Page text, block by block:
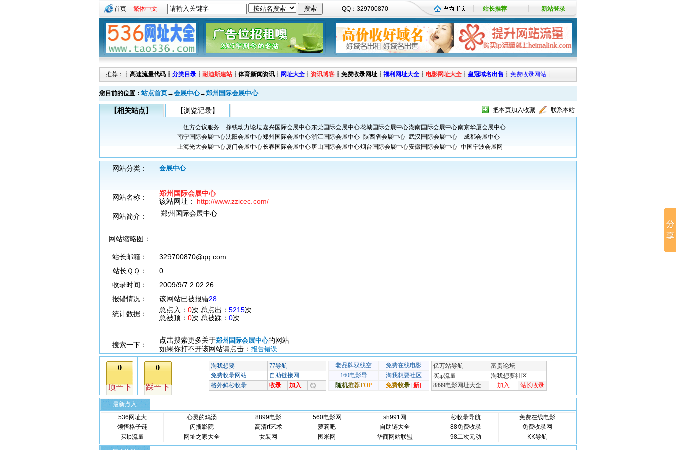
首页 繁体中文 QQ：329700870 站长推荐 新站登录
推荐：┊ 高速流量代码 ┊ 分类目录 ┊ 耐迪斯建站 ┊ 体育新闻资讯 ┊ 网址大全 ┊ 资讯博客 ┊ 免费收录网址 ┊ 福利网址大全 ┊ 电影网址大全 ┊ 皇冠域名出售 ┊ 免费收录网站 ┊
您目前的位置： 站点首页→会展中心→郑州国际会展中心
【相关站点】 【浏览记录】 把本页加入收藏 联系本站
伍方会议服务 挣钱动力论坛嘉兴国际会展中心东莞国际会展中心花城国际会展中心湖南国际会展中心南京华厦会展中心
南宁国际会展中心沈阳会展中心郑州国际会展中心浙江国际会展中心 陕西省会展中心 武汉国际会展中心
成都会展中心
上海光大会展中心厦门会展中心长春国际会展中心唐山国际会展中心烟台国际会展中心安徽国际会展中心 中国宁波会展网
网站分类： 会展中心
网站名称：
郑州国际会展中心
该站网址： http://www.zzicec.com/
网站简介：
郑州国际会展中心
网站缩略图：
站长邮箱：
329700870@qq.com
站长ＱＱ：
0
收录时间：
2009/9/7 2:02:26
报错情况：
该网站已被报错28
统计数据：
总点入： 0次 总点出： 5215次
总被顶： 0次 总被踩： 0次
搜索一下：
点击搜索更多关于郑州国际会展中心的网站
如果你打不开该网站请点击： 报告错误
最新点入
536网址大
心灵的鸡汤 8899电影 560电影网 sh991网 秒收录导航
免费在线电影
领悟格子链
闪播影院 高清rt艺术 萝莉吧 自助链大全 88免费收录
免费收录网
买ip流量
网址之家大全 女装网 囤米网 华商网站联盟 98二次元动 KK导航